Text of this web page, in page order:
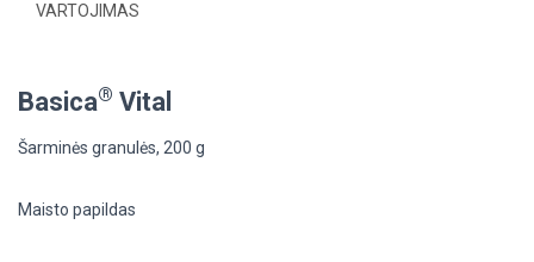
VARTOJIMAS
Basica® Vital
Šarminės granulės, 200 g
Maisto papildas